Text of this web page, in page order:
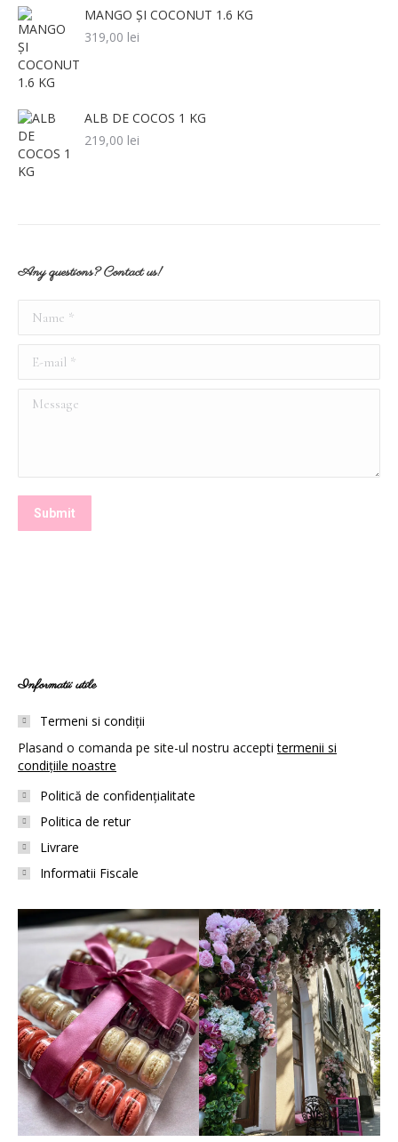
MANGO ȘI COCONUT 1.6 KG
319,00 lei
ALB DE COCOS 1 KG
219,00 lei
Any questions? Contact us!
Message
Submit
Informatii utile
Termeni si condiții
Plasand o comanda pe site-ul nostru acceptitermenii si
condițiile noastre
Politică de confidențialitate
Politica de retur
Livrare
Informatii Fiscale